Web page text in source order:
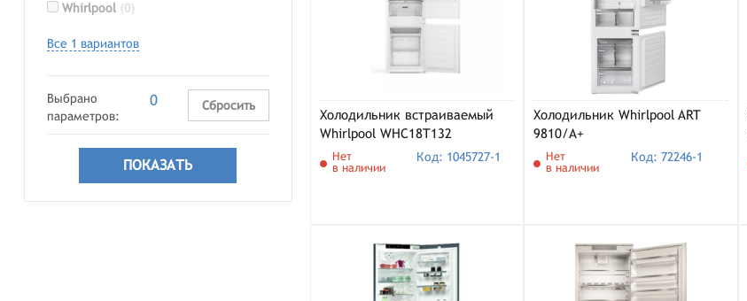
Whirlpool (0)
Все 1 вариантов
Выбрано
параметров:
0 Сбросить
Холодильник встраиваемый
Whirlpool WHC18T132
Нет
в наличии
Код: 1045727-1
Холодильник Whirlpool ART
9810/A+
Нет
в наличии
Код: 72246-1